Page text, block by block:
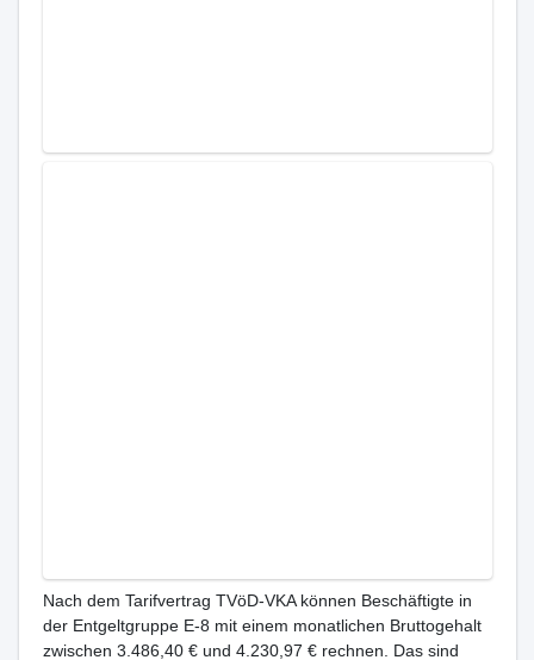
Nach dem Tarifvertrag TVöD-VKA können Beschäftigte in
der Entgeltgruppe E-8 mit einem monatlichen Bruttogehalt
zwischen 3.486,40 € und 4.230,97 € rechnen. Das sind